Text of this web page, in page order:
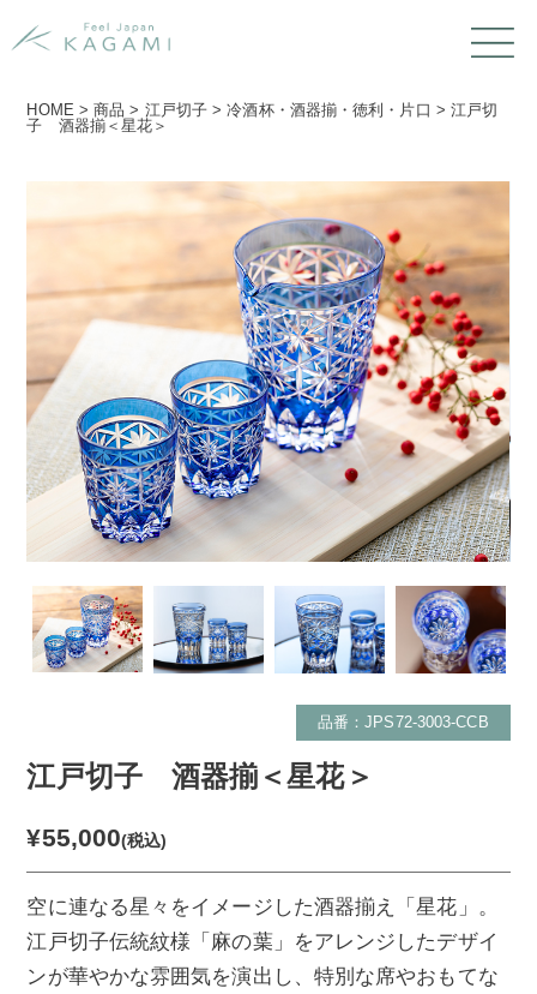
HOME >商品 > 江戸切子 >冷酒杯・酒器揃・徳利・片口 > 江戸切
子 酒器揃＜星花＞
品番：JPS72-3003-CCB
江戸切子 酒器揃＜星花＞
¥55,000(税込)
空に連なる星々をイメージした酒器揃え「星花」。
江戸切子伝統紋様「麻の葉」をアレンジしたデザイ
ンが華やかな雰囲気を演出し、特別な席やおもてな